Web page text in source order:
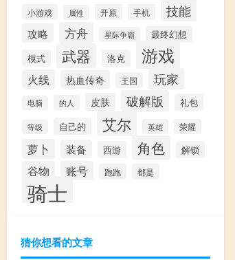
小游戏 属性 开原 手机 技能
攻略 方舟 星际争霸 最终幻想
模式 武器 洛克 游戏
火线 热血传奇 王国 玩家
电脑 的人 皮肤 破解版 礼包
等级 自己的 艾尔 英雄 荣耀
萝卜 装备 西游 角色 解锁
谷物 账号 跑跑 都是
骑士
猜你想看的文章